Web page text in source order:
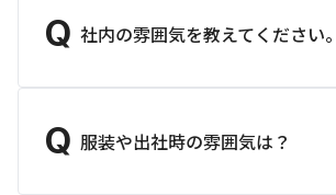
Q 社内の雰囲気を教えてください。
Q 服装や出社時の雰囲気は？